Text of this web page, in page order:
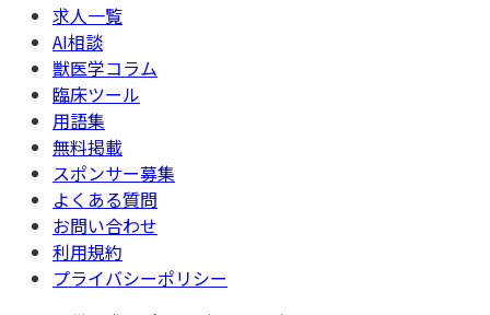
求人一覧
AI相談
獣医学コラム
臨床ツール
用語集
無料掲載
スポンサー募集
よくある質問
お問い合わせ
利用規約
プライバシーポリシー